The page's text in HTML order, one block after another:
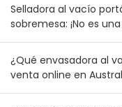
Selladora al vacío
sobremesa: ¡No es
de combinación de
y neozelandeses
¿Qué envasadora al
venta online en